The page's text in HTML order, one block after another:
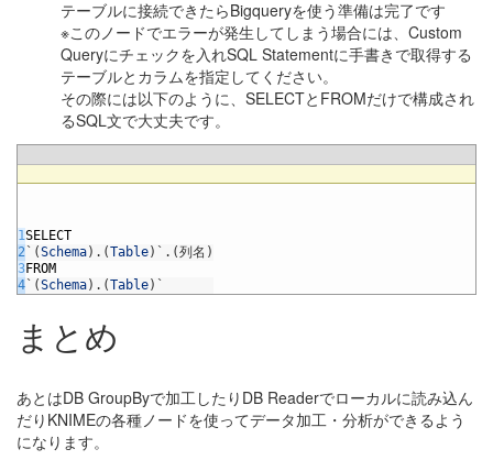
テーブルに接続できたらBigqueryを使う準備は完了です
※このノードでエラーが発生してしまう場合には、Custom
Queryにチェックを入れSQL Statementに手書きで取得する
テーブルとカラムを指定してください。
その際には以下のように、SELECTとFROMだけで構成され
るSQL文で大丈夫です。
1
2
3
4
SELECT
` (Schema) . (Table) ` . (列名 )
FROM
` (Schema) . (Table) `
まとめ
あとはDB GroupByで加工したりDB Readerでローカルに読み込ん
だりKNIMEの各種ノードを使ってデータ加工・分析ができるよう
になります。